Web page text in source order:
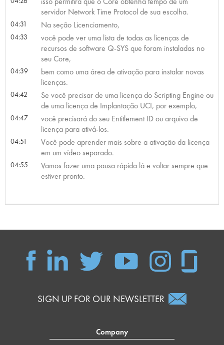
servidor Network Time Protocol de sua escolha.
04:31 Na seção Licenciamento,
04:33
você pode ver uma lista de todas as licenças de
recursos de software Q-SYS que foram instaladas no
seu Core,
04:39
bem como uma área de ativação para instalar novas
licenças.
04:42
Se você precisar de uma licença do Scripting Engine ou
de uma licença de Implantação UCI, por exemplo,
04:47
você precisará do seu Entitlement ID ou arquivo de
licença para ativá-los.
04:51
Você pode aprender mais sobre a ativação da licença
em um vídeo separado.
04:55
Vamos fazer uma pausa rápida lá e voltar sempre que
estiver pronto.
SIGN UP FOR OUR NEWSLETTER
Company